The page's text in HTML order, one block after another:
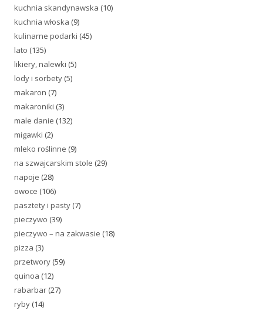
kuchnia skandynawska (10)
kuchnia włoska (9)
kulinarne podarki (45)
lato (135)
likiery, nalewki (5)
lody i sorbety (5)
makaron (7)
makaroniki (3)
male danie (132)
migawki (2)
mleko roślinne (9)
na szwajcarskim stole (29)
napoje (28)
owoce (106)
pasztety i pasty (7)
pieczywo (39)
pieczywo – na zakwasie (18)
pizza (3)
przetwory (59)
quinoa (12)
rabarbar (27)
ryby (14)